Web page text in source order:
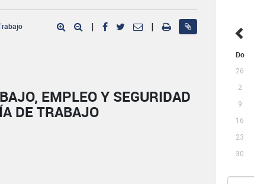
Do
26
2
9
16
23
30
| |
EMPLEO Y SEGURIDAD
DE TRABAJO